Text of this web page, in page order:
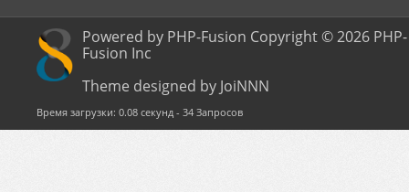
Powered by PHP-Fusion Copyright © 2026 PHP-
Fusion Inc
Theme designed by JoiNNN
Время загрузки: 0.08 секунд - 34 Запросов